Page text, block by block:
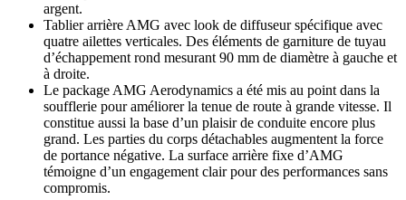
argent.
Tablier arrière AMG avec look de diffuseur spécifique avec
quatre ailettes verticales. Des éléments de garniture de tuyau
d’échappement rond mesurant 90 mm de diamètre à gauche et
à droite.
Le package AMG Aerodynamics a été mis au point dans la
soufflerie pour améliorer la tenue de route à grande vitesse. Il
constitue aussi la base d’un plaisir de conduite encore plus
grand. Les parties du corps détachables augmentent la force
de portance négative. La surface arrière fixe d’AMG
témoigne d’un engagement clair pour des performances sans
compromis.